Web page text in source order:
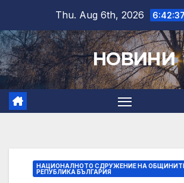
content
Thu. Aug 6th, 2026
НОВИНИ
НАЦИОНАЛНОТО СДРУЖЕНИЕ НА
РЕПУБЛИКА БЪЛГАРИЯ